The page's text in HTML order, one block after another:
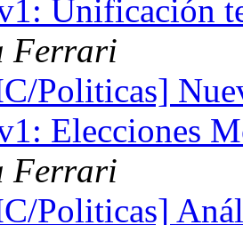
Unificación
Ferrari
Politicas]
Elecciones
Ferrari
Politicas]